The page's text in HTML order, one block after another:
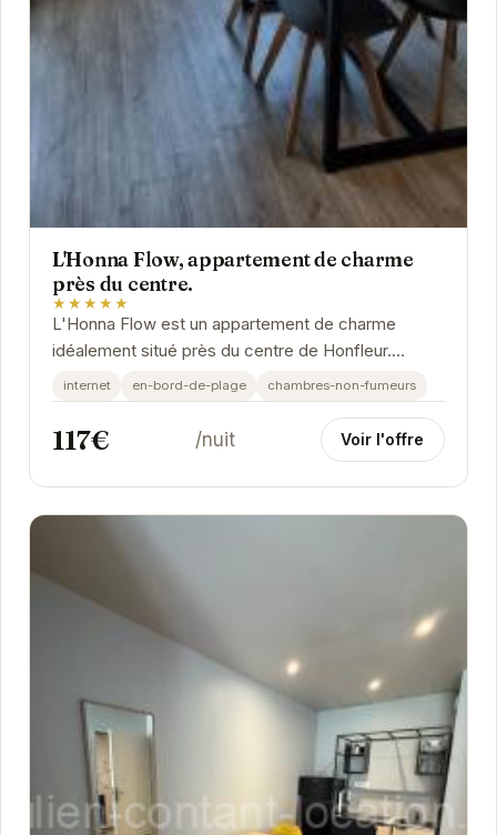
L'Honna Flow, appartement de charme
près du centre.
★★★★★
L'Honna Flow est un appartement de charme
idéalement situé près du centre de Honfleur.
Profitez d'un séjour confortable et authentique
dans ce...
internet en-bord-de-plage chambres-non-fumeurs
117€ /nuit Voir l'offre